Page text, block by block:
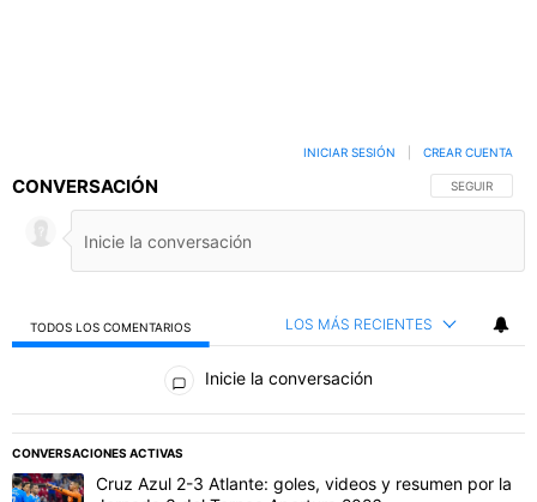
CONVERSACIÓN SIGA ESTA
SEGUIR
INICIAR SESIÓN CREAR CUENTA
TODOS LOS COMENTARIOS LOS MÁS RECIENTES
Todos los comentarios
Inicie la conversación